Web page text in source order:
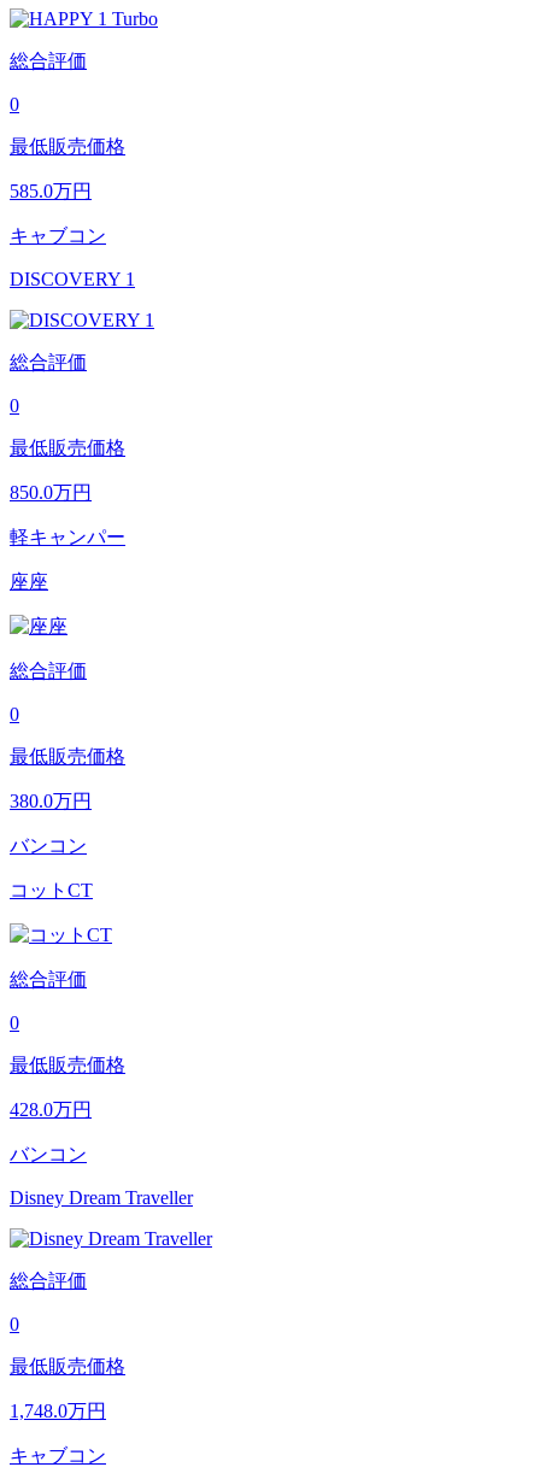
総合評価
0
最低販売価格
585.0万円
キャブコン
DISCOVERY 1
総合評価
0
最低販売価格
850.0万円
軽キャンパー
座座
総合評価
0
最低販売価格
380.0万円
バンコン
コットCT
総合評価
0
最低販売価格
428.0万円
バンコン
Disney Dream Traveller
総合評価
0
最低販売価格
1,748.0万円
キャブコン